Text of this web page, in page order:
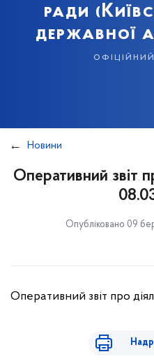
ради
державної
Новини
Оперативний звіт
Опубліковано 09
Оперативний звіт про